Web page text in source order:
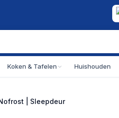
Koken & Tafelen Huishouden
| Sleepdeur